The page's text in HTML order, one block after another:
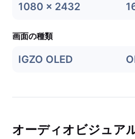
1080 x 2432
画面の種類
IGZO OLED
オーディオビジュア